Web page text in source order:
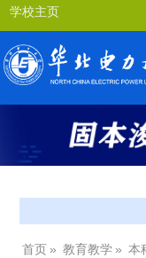
学校主页
首页 » 教育教学 » 本